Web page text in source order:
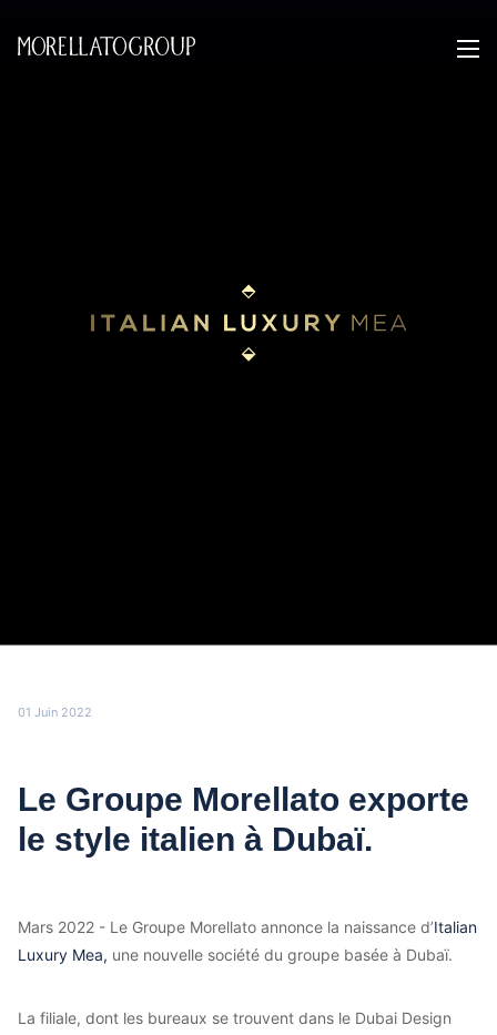
01 Juin 2022
Le Groupe Morellato exporte
le style italien à Dubaï.
Mars 2022 - Le Groupe Morellato annonce la naissance d’Italian
Luxury Mea, une nouvelle société du groupe basée à Dubaï.
La filiale, dont les bureaux se trouvent dans le Dubai Design